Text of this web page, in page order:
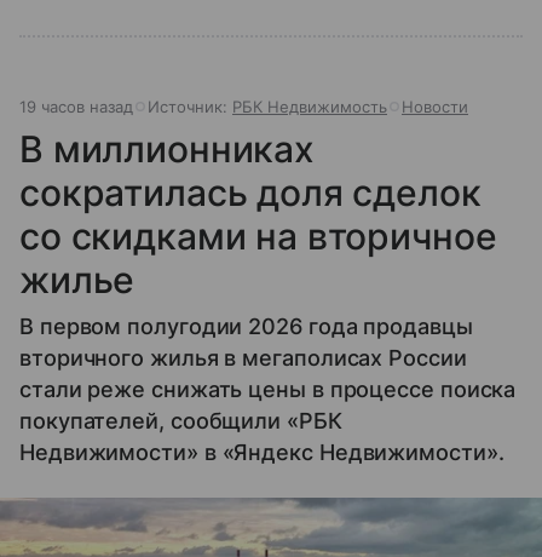
19 часов назад Источник: РБК Недвижимость Новости
В миллионниках
сократилась доля сделок
со скидками на вторичное
жилье
В первом полугодии 2026 года продавцы
вторичного жилья в мегаполисах России
стали реже снижать цены в процессе поиска
покупателей, сообщили «РБК
Недвижимости» в «Яндекс Недвижимости».